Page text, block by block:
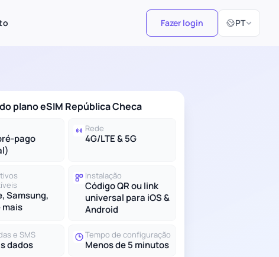
Fazer login PT
Selecionar
plano eSIM República Checa
pago
Rede
4G/LTE & 5G
Samsung,
mais
Instalação
Código QR ou link
universal para iOS &
Android
e SMS
dados
Tempo de configuração
Menos de 5 minutos